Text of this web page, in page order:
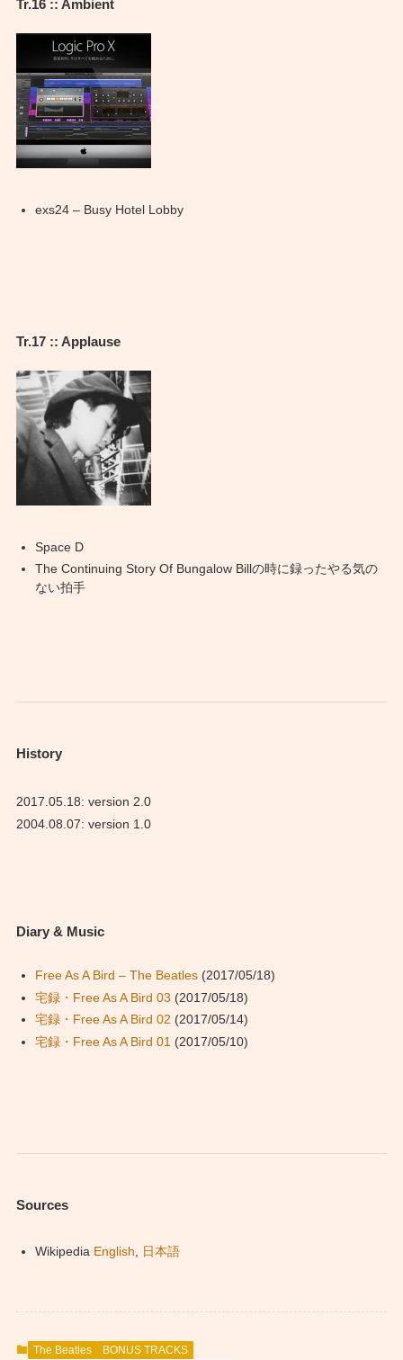
Tr.16 :: Ambient
exs24 – Busy Hotel Lobby
Tr.17 :: Applause
Space D
The Continuing Story Of Bungalow Billの時に録ったやる気の
ない拍手
History
2017.05.18: version 2.0
2004.08.07: version 1.0
Diary & Music
Free As A Bird – The Beatles(2017/05/18)
宅録・Free As A Bird 03 (2017/05/18)
宅録・Free As A Bird 02 (2017/05/14)
宅録・Free As A Bird 01 (2017/05/10)
Sources
Wikipedia English 日本語
The Beatles
BONUS TRACKS